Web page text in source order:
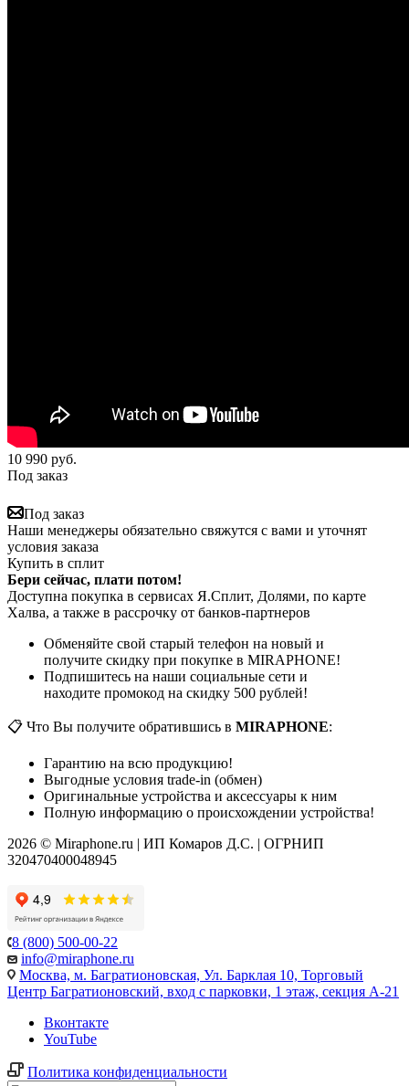
10 990 руб.
Под заказ
Под заказ
Наши менеджеры обязательно свяжутся с вами и уточнят
условия заказа
Купить в сплит
Бери сейчас, плати потом!
Доступна покупка в сервисах Я.Сплит, Долями, по карте
Халва, а также в рассрочку от банков-партнеров
Обменяйте свой старый телефон на новый и
получите скидку при покупке в MIRAPHONE!
Подпишитесь на наши социальные сети и
находите промокод на скидку 500 рублей!
📋 Что Вы получите обратившись в MIRAPHONE:
Гарантию на всю продукцию!
Выгодные условия trade-in (обмен)
Оригинальные устройства и аксессуары к ним
Полную информацию о происхождении устройства!
2026 © Miraphone.ru | ИП Комаров Д.С. | ОГРНИП
320470400048945
8 (800) 500-00-22
info@miraphone.ru
Москва, м. Багратионовская, Ул. Барклая 10, Торговый
Центр Багратионовский, вход с парковки, 1 этаж, секция А-21
Вконтакте
YouTube
Политика конфиденциальности